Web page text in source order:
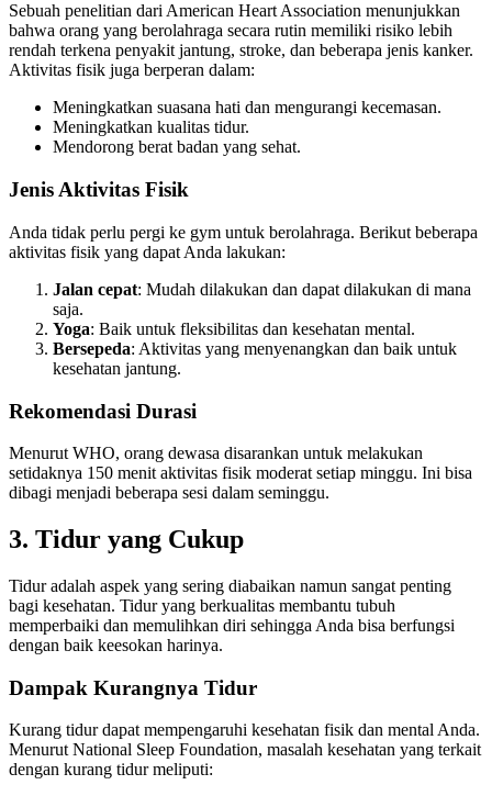
Sebuah penelitian dari American Heart Association menunjukkan
bahwa orang yang berolahraga secara rutin memiliki risiko lebih
rendah terkena penyakit jantung, stroke, dan beberapa jenis kanker.
Aktivitas fisik juga berperan dalam:
Meningkatkan suasana hati dan mengurangi kecemasan.
Meningkatkan kualitas tidur.
Mendorong berat badan yang sehat.
Jenis Aktivitas Fisik
Anda tidak perlu pergi ke gym untuk berolahraga. Berikut beberapa
aktivitas fisik yang dapat Anda lakukan:
Jalan cepat: Mudah dilakukan dan dapat dilakukan di mana
saja.
Yoga: Baik untuk fleksibilitas dan kesehatan mental.
Bersepeda: Aktivitas yang menyenangkan dan baik untuk
kesehatan jantung.
Rekomendasi Durasi
Menurut WHO, orang dewasa disarankan untuk melakukan
setidaknya 150 menit aktivitas fisik moderat setiap minggu. Ini bisa
dibagi menjadi beberapa sesi dalam seminggu.
3. Tidur yang Cukup
Tidur adalah aspek yang sering diabaikan namun sangat penting
bagi kesehatan. Tidur yang berkualitas membantu tubuh
memperbaiki dan memulihkan diri sehingga Anda bisa berfungsi
dengan baik keesokan harinya.
Dampak Kurangnya Tidur
Kurang tidur dapat mempengaruhi kesehatan fisik dan mental Anda.
Menurut National Sleep Foundation, masalah kesehatan yang terkait
dengan kurang tidur meliputi: